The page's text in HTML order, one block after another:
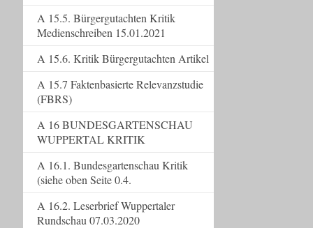
A 15.5. Bürgergutachten Kritik
Medienschreiben 15.01.2021
A 15.6. Kritik Bürgergutachten Artikel
A 15.7 Faktenbasierte Relevanzstudie
(FBRS)
A 16 BUNDESGARTENSCHAU
WUPPERTAL KRITIK
A 16.1. Bundesgartenschau Kritik
(siehe oben Seite 0.4.
A 16.2. Leserbrief Wuppertaler
Rundschau 07.03.2020